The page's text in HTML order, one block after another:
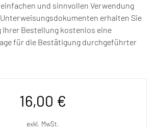
und sinnvollen Verwendung
Unterweisungsdokumenten erhalten Sie
Bestellung kostenlos eine
für die Bestätigung durchgeführter
16,00 €
exkl. MwSt.